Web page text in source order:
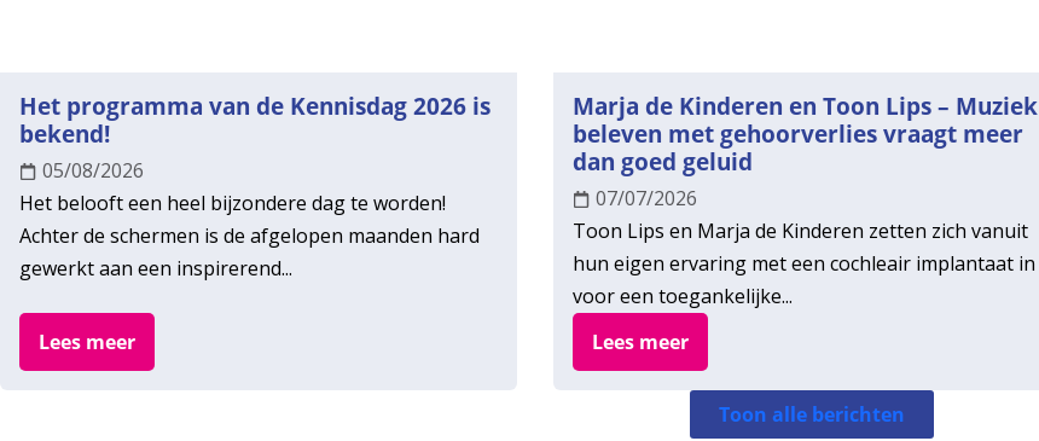
Het programma van de Kennisdag 2026 is
bekend!
05/08/2026
Het belooft een heel bijzondere dag te worden!
Achter de schermen is de afgelopen maanden hard
gewerkt aan een inspirerend...
Lees meer
Marja de Kinderen en Toon Lips – Muziek
beleven met gehoorverlies vraagt meer
dan goed geluid
07/07/2026
Toon Lips en Marja de Kinderen zetten zich vanuit
hun eigen ervaring met een cochleair implantaat in
voor een toegankelijke...
Lees meer
Toon alle berichten